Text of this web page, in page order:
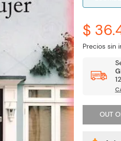
$
Precios sin
OUT